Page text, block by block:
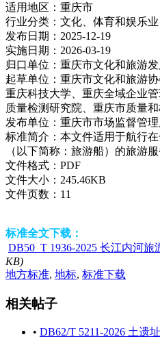
适用地区： 重庆市
行业分类： 文化、体育和娱乐业
发布日期： 2025-12-19
实施日期： 2026-03-19
归口单位： 重庆市文化和旅游
起草单位： 重庆市文化和旅游
重庆科技大学、重庆全域企业
质量检测研究院、重庆市质量和
发布单位： 重庆市市场监督管理
标准简介： 本文件适用于航行
（以下简称：旅游船）的旅游服
文件格式： PDF
文件大小： 245.46KB
文件页数： 11
标准全文下载：
DB50_T 1936-2025 长江内河
KB)
地方标准, 地标, 标准下载
相关帖子
• DB62/T 5211-2026 土遗